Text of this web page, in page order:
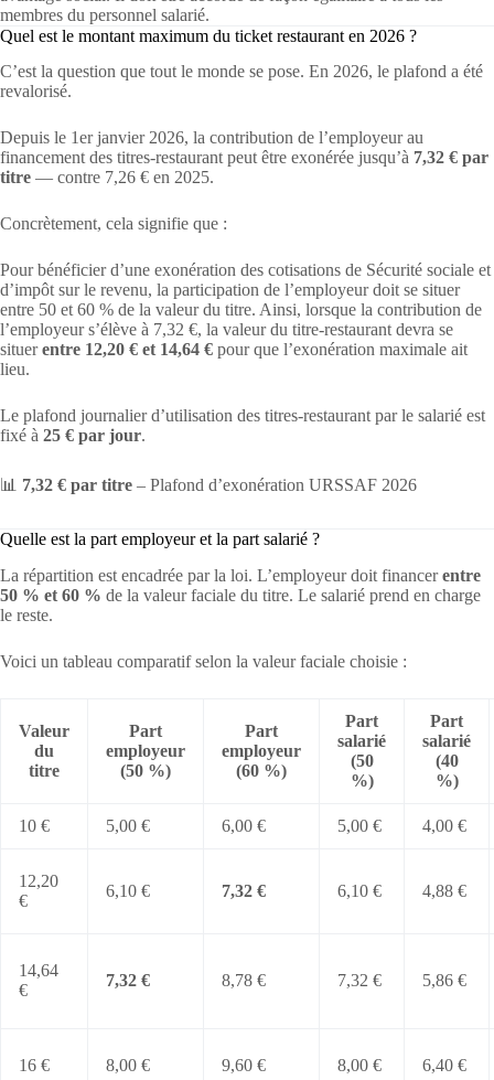
membres du personnel salarié.
Quel est le montant maximum du ticket restaurant en 2026 ?
C’est la question que tout le monde se pose. En 2026, le plafond a été
revalorisé.
Depuis le 1er janvier 2026, la contribution de l’employeur au
financement des titres-restaurant peut être exonérée jusqu’à 7,32 € par
titre — contre 7,26 € en 2025.
Concrètement, cela signifie que :
Pour bénéficier d’une exonération des cotisations de Sécurité sociale et
d’impôt sur le revenu, la participation de l’employeur doit se situer
entre 50 et 60 % de la valeur du titre. Ainsi, lorsque la contribution de
l’employeur s’élève à 7,32 €, la valeur du titre-restaurant devra se
situerentre 12,20 € et 14,64 € pour que l’exonération maximale ait
lieu.
Le plafond journalier d’utilisation des titres-restaurant par le salarié est
fixé à 25 € par jour.
📊 7,32 € par titre – Plafond d’exonération URSSAF 2026
Quelle est la part employeur et la part salarié ?
La répartition est encadrée par la loi. L’employeur doit financerentre
50 % et 60 % de la valeur faciale du titre. Le salarié prend en charge
le reste.
Voici un tableau comparatif selon la valeur faciale choisie :
Valeur
du
titre
Part
employeur
(50 %)
Part
employeur
(60 %)
Part
salarié
(50
%)
Part
salarié
(40
%)
10 € 5,00 € 6,00 € 5,00 € 4,00 €
12,20
€
6,10 € 7,32 € 6,10 € 4,88 €
14,64
€
7,32 € 8,78 € 7,32 € 5,86 €
16 € 8,00 € 9,60 € 8,00 € 6,40 €